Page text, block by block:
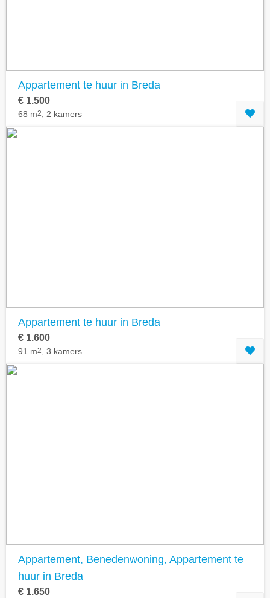
Appartement te huur in Breda
€ 1.500
68 m2 , 2 kamers
Appartement te huur in Breda
€ 1.600
91 m2 , 3 kamers
Appartement, Benedenwoning, Appartement te
huur in Breda
€ 1.650